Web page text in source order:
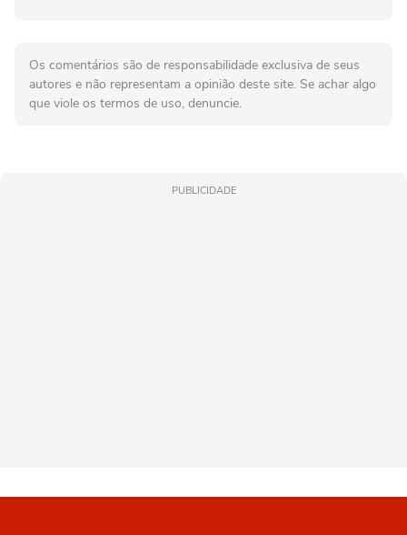
Os comentários são de responsabilidade exclusiva de seus
autores e não representam a opinião deste site. Se achar algo
que viole os termos de uso, denuncie.
PUBLICIDADE